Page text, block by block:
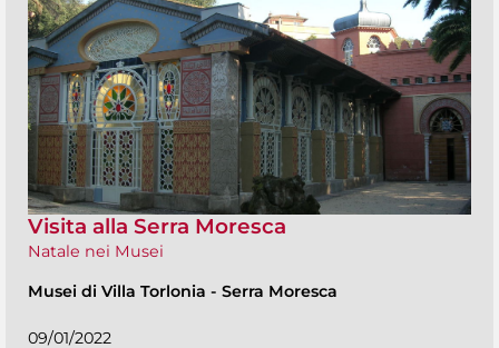
Visita alla Serra Moresca
Natale nei Musei
Musei di Villa Torlonia - Serra Moresca
09/01/2022